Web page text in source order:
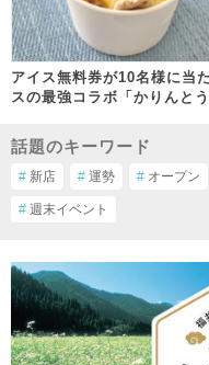
アイス無料券が10名様に当
スの最強コラボ「かりんと
話題のキーワード
# 新店 # 運勢 # オープン
# 週末イベント